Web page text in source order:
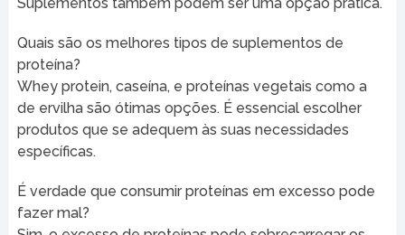
Quais são os melhores tipos de suplementos de
proteína?
Whey protein, caseína, e proteínas vegetais como a
de ervilha são ótimas opções. É essencial escolher
produtos que se adequem às suas necessidades
específicas.
É verdade que consumir proteínas em excesso pode
fazer mal?